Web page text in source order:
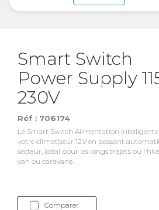
Smart Switch
Power Supply
230V
Réf : 706174
Le Smart Switch Alimentation Intelligente
votre climatiseur 12V en passant
secteur, idéal pour les longs trajets ou
van ou caravane.
Comparer